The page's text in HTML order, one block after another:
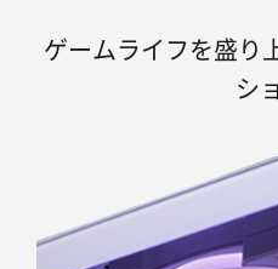
ゲームライフを盛り
シ